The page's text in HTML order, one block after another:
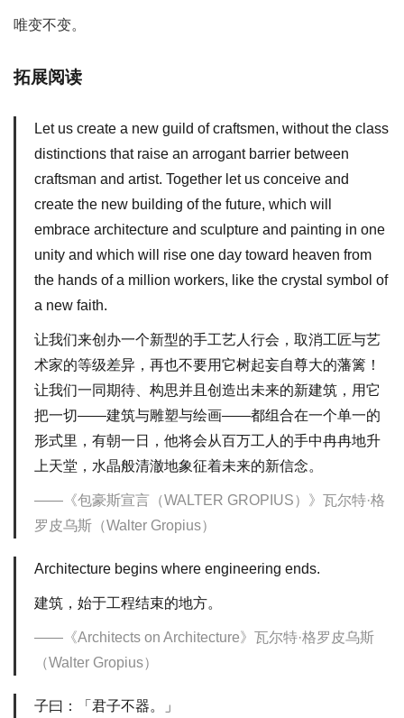
唯变不变。
拓展阅读
Let us create a new guild of craftsmen, without the class
distinctions that raise an arrogant barrier between
craftsman and artist. Together let us conceive and
create the new building of the future, which will
embrace architecture and sculpture and painting in one
unity and which will rise one day toward heaven from
the hands of a million workers, like the crystal symbol of
a new faith.
让我们来创办一个新型的手工艺人行会，取消工匠与艺
术家的等级差异，再也不要用它树起妄自尊大的藩篱！
让我们一同期待、构思并且创造出未来的新建筑，用它
把一切——建筑与雕塑与绘画——都组合在一个单一的
形式里，有朝一日，他将会从百万工人的手中冉冉地升
上天堂，水晶般清澈地象征着未来的新信念。
《包豪斯宣言（WALTER GROPIUS）》瓦尔特·格
罗皮乌斯（Walter Gropius）
Architecture begins where engineering ends.
建筑，始于工程结束的地方。
《Architects on Architecture》瓦尔特·格罗皮乌斯
（Walter Gropius）
子曰：「君子不器。」